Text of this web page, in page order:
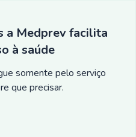
a Medprev facilita
à saúde
somente pelo serviço
que precisar.